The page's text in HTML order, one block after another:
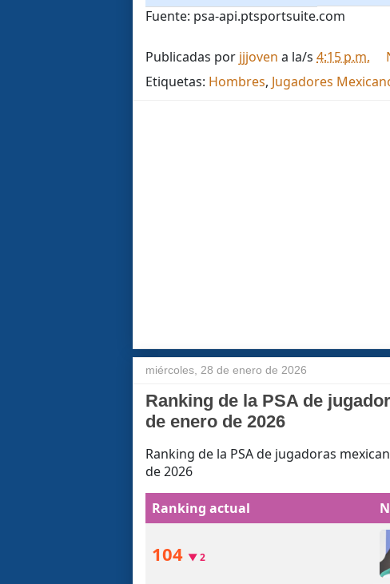
Fuente: psa-api.ptsportsuite.com
Publicadas por jjjoven a la/s 4:15 p.m.
Etiquetas: Hombres, Jugadores
miércoles, 28 de enero de 2026
Ranking de la PSA de
de enero de 2026
Ranking de la PSA de jugadoras
de 2026
Ranking actual
104 ▼2